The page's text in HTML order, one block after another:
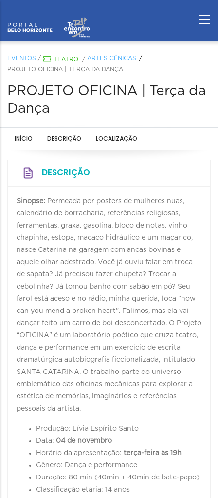
EVENTOS / TEATRO / ARTES CÊNICAS
PROJETO OFICINA | TERÇA DA DANÇA
PROJETO OFICINA | Terça da
Dança
INÍCIO DESCRIÇÃO LOCALIZAÇÃO
DESCRIÇÃO
Sinopse: Permeada por posters de mulheres nuas,
calendário de borracharia, referências religiosas,
ferramentas, graxa, gasolina, bloco de notas, vinho
chapinha, estopa, macaco hidráulico e um maçarico,
nasce Catarina na garagem com ancas bovinas e
aquele olhar adestrado. Você já ouviu falar em troca
de sapata? Já precisou fazer chupeta? Trocar a
cebolinha? Já tomou banho com sabão em pó? Seu
farol está aceso e no rádio, minha querida, toca “how
can you mend a broken heart”. Falimos, mas ela vai
dançar feito um carro de boi desconcertado. O Projeto
“OFICINA" é um laboratório poético que cruza teatro,
dança e performance em um exercício de escrita
dramatúrgica autobiografia ficcionalizada, intitulado
SANTA CATARINA. O trabalho parte do universo
emblemático das oficinas mecânicas para explorar a
estética de memórias, imaginários e referências
pessoais da artista.
Produção: Lívia Espírito Santo
Data: 04 de novembro
Horário da apresentação: terça-feira às 19h
Gênero: Dança e performance
Duração: 80 min (40min + 40min de bate-papo)
Classificação etária: 14 anos